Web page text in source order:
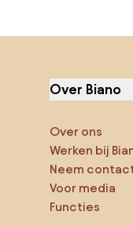
Over Biano
Over ons
Werken bij
Neem
Voor media
Functies